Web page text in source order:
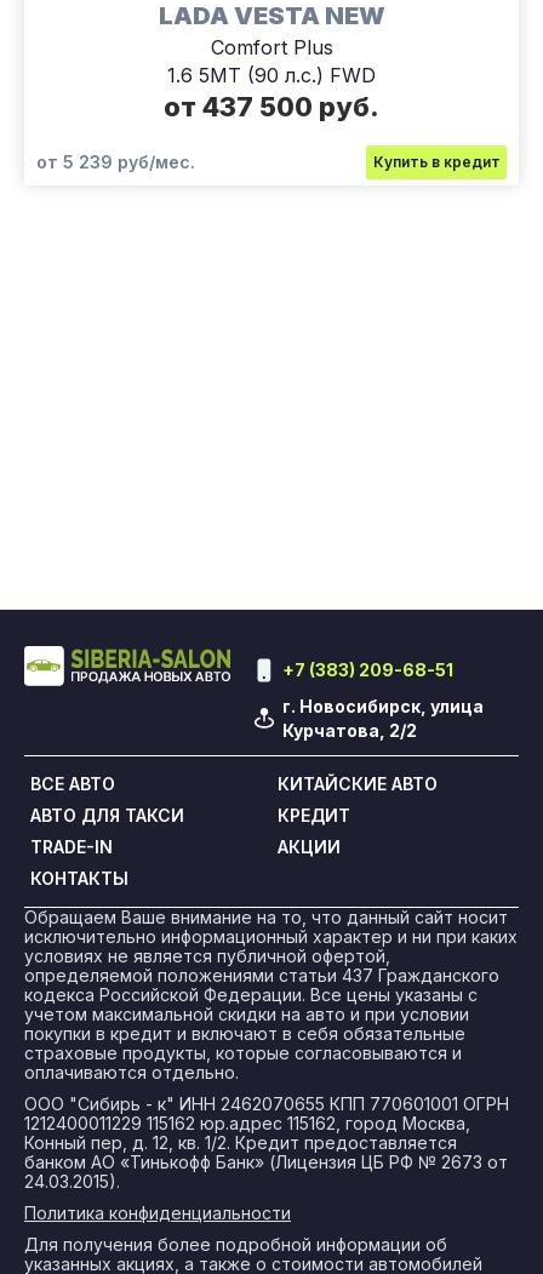
LADA VESTA NEW
Comfort Plus
1.6 5MT (90 л.с.) FWD
от 437 500 руб.
от 5 239 руб/мес. Купить в кредит
+7 (383) 209-68-51
г. Новосибирск, улица
Курчатова, 2/2
ВСЕ АВТО
КИТАЙСКИЕ АВТО
АВТО ДЛЯ ТАКСИ
КРЕДИТ
TRADE-IN
АКЦИИ
КОНТАКТЫ
Обращаем Ваше внимание на то, что данный сайт носит
исключительно информационный характер и ни при каких
условиях не является публичной офертой,
определяемой положениями статьи 437 Гражданского
кодекса Российской Федерации. Все цены указаны с
учетом максимальной скидки на авто и при условии
покупки в кредит и включают в себя обязательные
страховые продукты, которые согласовываются и
оплачиваются отдельно.
ООО "Сибирь - к" ИНН 2462070655 КПП 770601001 ОГРН
1212400011229 115162 юр.адрес 115162, город Москва,
Конный пер, д. 12, кв. 1/2. Кредит предоставляется
банком АО «Тинькофф Банк» (Лицензия ЦБ РФ № 2673 от
24.03.2015).
Политика конфиденциальности
Для получения более подробной информации об
указанных акциях, а также о стоимости автомобилей